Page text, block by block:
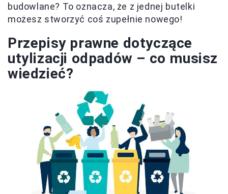
budowlane? To oznacza, że z jednej butelki
możesz stworzyć coś zupełnie nowego!
Przepisy prawne dotyczące
utylizacji odpadów – co musisz
wiedzieć?